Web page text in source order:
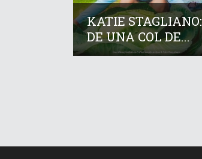
KATIE STAGLIANO:
DE UNA COL DE...